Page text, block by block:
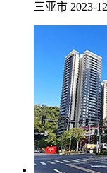
三亚市 2023-